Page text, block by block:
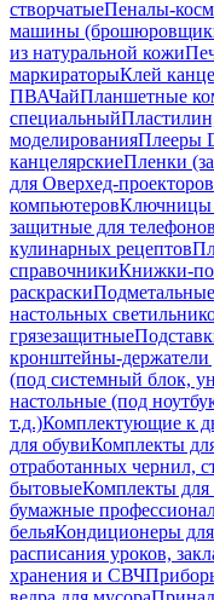
створчатыеПеналы-
машины
из натуральной кожи
маркираторыКлей
ПВАЧайПланшетные
специальный
моделированияПлееры
канцелярскиеПленки
для Оверхед-проекторов
компьютеровКлючницы
защитные для телефонов
кулинарных рецептов
справочникиКнижки-
раскраски
настольных
грязезащитные
кронштейны-держатели
(под системный блок,
настольные (под
т.д.)Комплектующие к
для обувиКомплекты
отработанных чернил,
бытовыеКомплекты для
бумажные
бельяКондиционеры для
расписания уроков,
хранения и СВЧ